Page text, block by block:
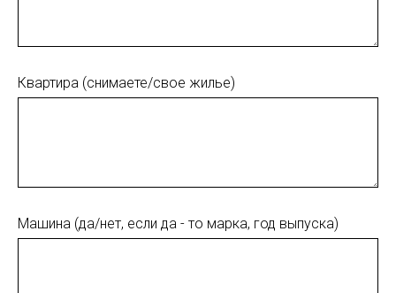
Квартира (снимаете/свое жилье)
Машина (да/нет, если да - то марка, год выпуска)